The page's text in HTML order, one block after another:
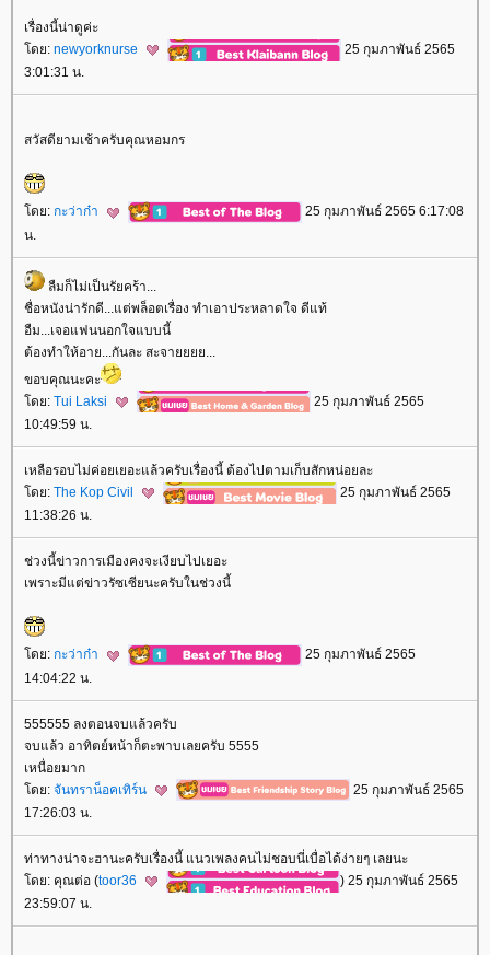
เรื่องนี้น่าดูค่ะ
ดย: newyorknurse
25 กุมภาพันธ์ 2565
3:01:31 น.
สวัสดียามเช้าครับคุณหอมกร
ดย: กะว่าก๋า
25 กุมภาพันธ์ 2565 6:17:08
น.
ลืมก็ไม่เป็นรัยคร้า...
ชื่อหนังน่ารักดี...แต่พล็อตเรื่อง ทำเอาประหลาดใจ ดีแท้
อืม...เจอแฟนนอกใจแบบนี้
ต้องทำให้อาย...กันละ สะจายยยย...
ขอบคุณนะคะ
ดย: Tui Laksi
25 กุมภาพันธ์ 2565
10:49:59 น.
เหลือรอบไม่ค่อยเยอะแล้วครับเรื่องนี้ ต้องไปตามเก็บสักหน่อยละ
ดย: The Kop Civil
25 กุมภาพันธ์ 2565
11:38:26 น.
ช่วงนี้ข่าวการเมืองคงจะเงียบไปเยอะ
เพราะมีแต่ข่าวรัซเซียนะครับในช่วงนี้
ดย: กะว่าก๋า
25 กุมภาพันธ์ 2565
14:04:22 น.
555555 ลงตอนจบแล้วครับ
จบแล้ว อาทิตย์หน้าก็ตะพาบเลยครับ 5555
เหนื่อยมาก
ดย: จันทราน็อคเทิร์น
25 กุมภาพันธ์ 2565
17:26:03 น.
ท่าทางน่าจะฮานะครับเรื่องนี้ แนวเพลงคนไม่ชอบนี่เบื่อได้ง่ายๆ เลยนะ
ดย: คุณต่อ (toor36
) 25 กุมภาพันธ์ 2565
23:59:07 น.